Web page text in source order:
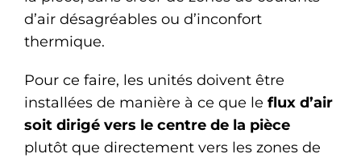
d’air désagréables ou d’inconfort
thermique.
Pour ce faire, les unités doivent être
installées de manière à ce que le flux d’air
soit dirigé vers le centre de la pièce
plutôt que directement vers les zones de